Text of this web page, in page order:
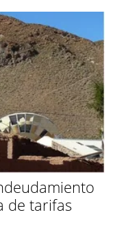
de tarifas